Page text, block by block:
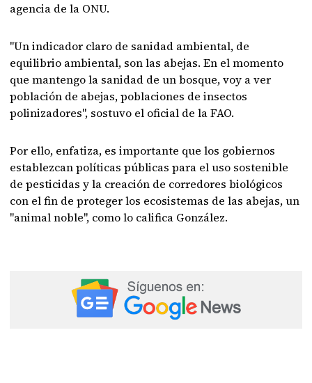
agencia de la ONU.
"Un indicador claro de sanidad ambiental, de
equilibrio ambiental, son las abejas. En el momento
que mantengo la sanidad de un bosque, voy a ver
población de abejas, poblaciones de insectos
polinizadores", sostuvo el oficial de la FAO.
Por ello, enfatiza, es importante que los gobiernos
establezcan políticas públicas para el uso sostenible
de pesticidas y la creación de corredores biológicos
con el fin de proteger los ecosistemas de las abejas, un
"animal noble", como lo califica González.